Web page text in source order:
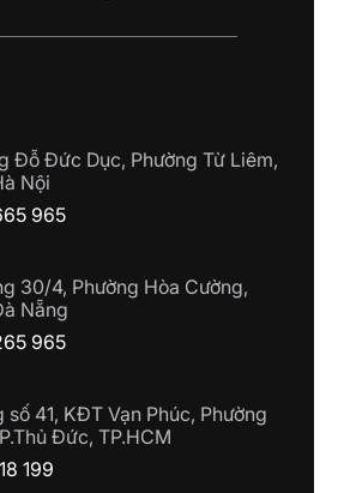
Đỗ Đức Dục, Phường Từ Liêm,
Nội
965
30/4, Phường Hòa Cường,
Nẵng
965
số 41, KĐT Vạn Phúc, Phường
Đức, TP.HCM
199